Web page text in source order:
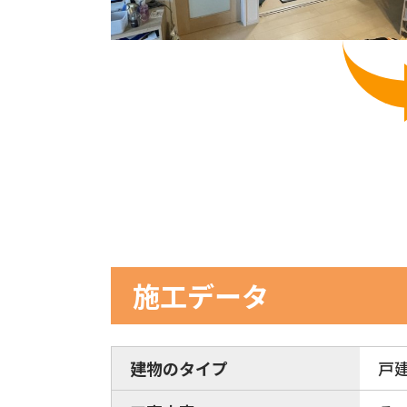
施工データ
建物のタイプ
戸